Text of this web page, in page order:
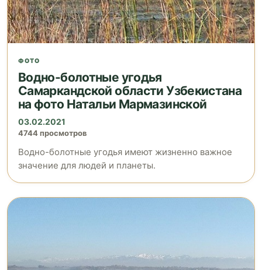
ФОТО
Водно-болотные угодья
Самаркандской области Узбекистана
на фото Натальи Мармазинской
03.02.2021
4744 просмотров
Водно-болотные угодья имеют жизненно важное
значение для людей и планеты.